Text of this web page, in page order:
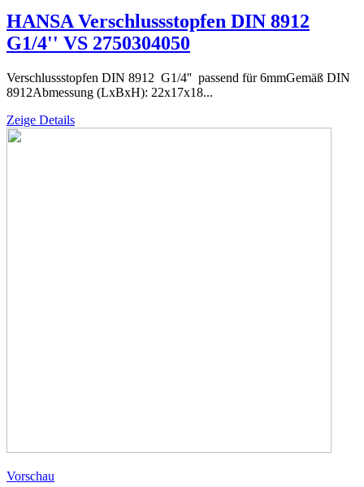
HANSA Verschlussstopfen DIN 8912
G1/4'' VS 2750304050
Verschlussstopfen DIN 8912 G1/4'' passend für 6mmGemäß DIN
8912Abmessung (LxBxH): 22x17x18...
Zeige Details
Vorschau